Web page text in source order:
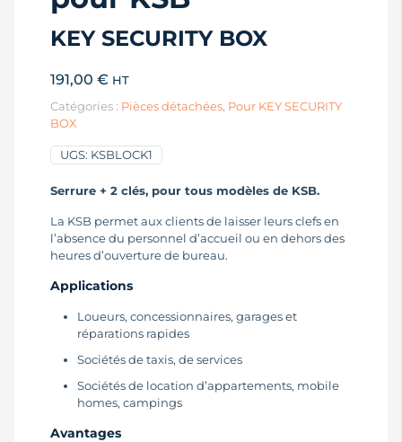
KEY SECURITY BOX
191,00 € HT
Catégories : Pièces détachées Pour KEY SECURITY
BOX
UGS: KSBLOCK1
Serrure + 2 clés, pour tous modèles de KSB.
La KSB permet aux clients de laisser leurs clefs en
l’absence du personnel d’accueil ou en dehors des
heures d’ouverture de bureau.
Applications
Loueurs, concessionnaires, garages et
réparations rapides
Sociétés de taxis, de services
Sociétés de location d’appartements, mobile
homes, campings
Avantages